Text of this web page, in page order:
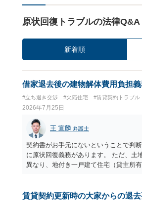
原状回復トラブルの法律Q&A
新着順
借家退去後の建物解体費用負担
#立ち退き交渉 #欠陥住宅 #賃貸契約トラブル
2026年7月25日
王 宣麟 弁護士
契約書がお手元にないということで判
に原状回復義務があります。 ただ、土
異なり、地付き一戸建て住宅（貸主所
のであれば、単純に費用を捻出した側
います。 そのため、現状、解体費用を
賃貸契約更新時の大家からの退